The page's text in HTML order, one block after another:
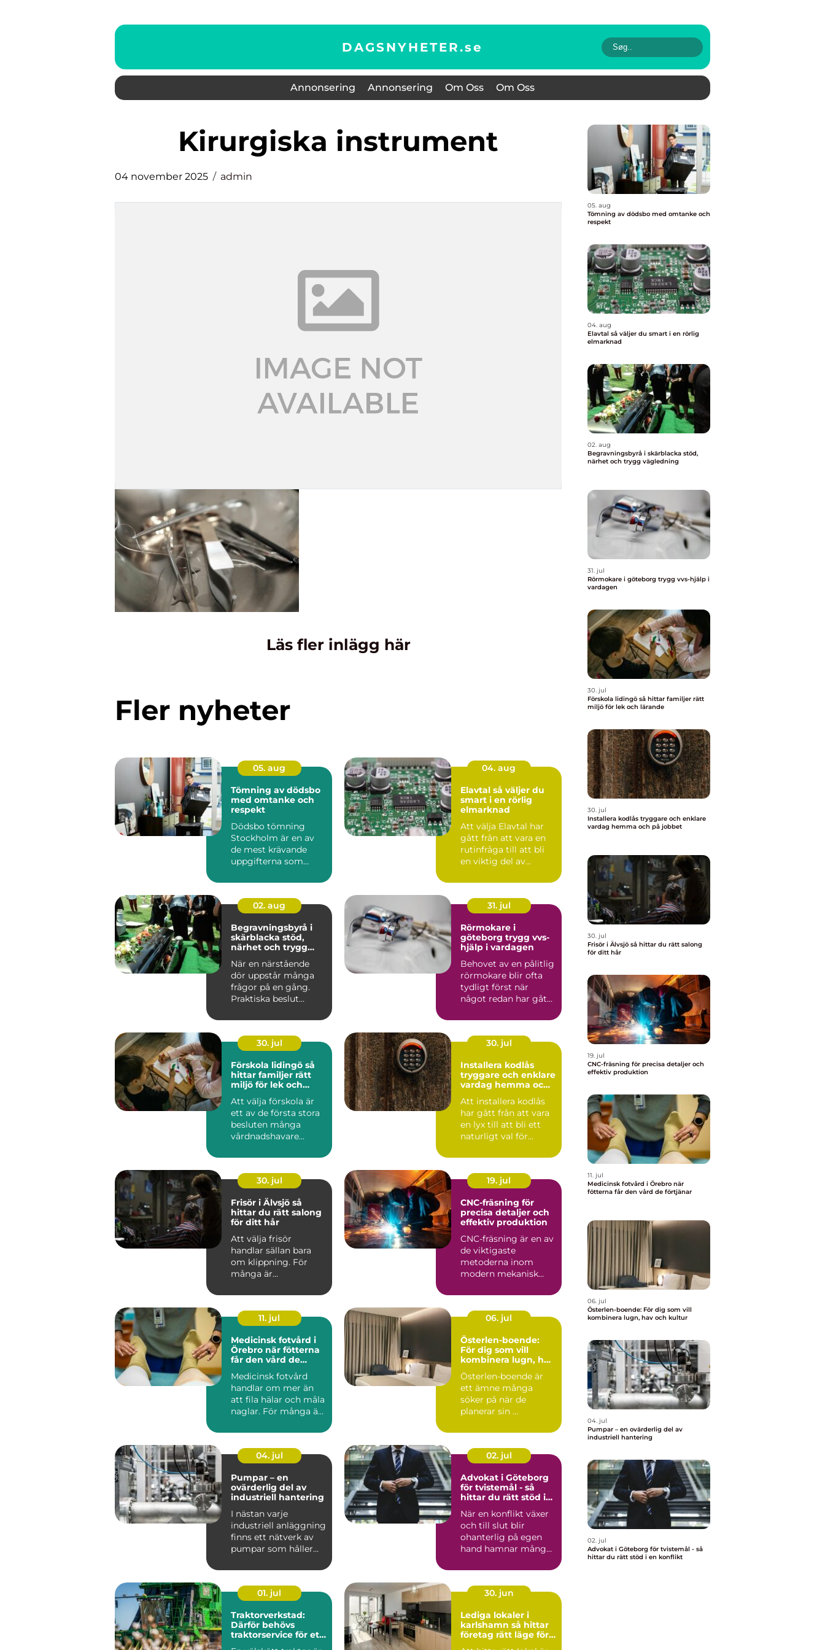
DAGSNYHETER.se
Annonsering Annonsering Om Oss Om Oss
kirurgiska instrument
04 november 2025 admin
Läs fler inlägg här
Fler nyheter
05. aug
Tömning av dödsbo
med omtanke och
respekt
Dödsbo tömning
Stockholm är en av
de mest krävande
uppgifterna som
04. aug
Elavtal så väljer du
smart i en rörlig
elmarknad
Att välja Elavtal har
gått från att vara en
rutinfråga till att bli
en viktig del av
02. aug
Begravningsbyrå i
skärblacka stöd,
närhet och trygg
När en närstående
dör uppstår många
frågor på en gång.
Praktiska beslut
sorg o...
31. jul
Rörmokare i
göteborg trygg vvs-
hjälp i vardagen
Behovet av en pålitlig
rörmokare blir ofta
tydligt först när
något redan har gått
30. jul
Förskola lidingö så
hittar familjer rätt
miljö för lek och
Att välja förskola är
ett av de första stora
besluten många
vårdnadshavare
finns ...
30. jul
Installera kodlås
tryggare och enklare
vardag hemma och
Att installera kodlås
har gått från att vara
en lyx till att bli ett
naturligt val för
30. jul
Frisör i Älvsjö så
hittar du rätt salong
för ditt hår
Att välja frisör
handlar sällan bara
om klippning. För
många är
i vardagen, et...
19. jul
CNC-fräsning för
precisa detaljer och
effektiv produktion
CNC-fräsning är en av
de viktigaste
metoderna inom
modern mekanisk
anv&aum...
11. jul
Medicinsk fotvård i
Örebro när fötterna
får den vård de
Medicinsk fotvård
handlar om mer än
att fila hälar och måla
naglar. För många är
06. jul
Österlen-boende:
För dig som vill
kombinera lugn, hav
Österlen-boende är
ett ämne många
söker på när de
planerar sin ...
04. jul
Pumpar – en
ovärderlig del av
industriell hantering
I nästan varje
industriell anläggning
finns ett nätverk av
pumpar som håller
02. jul
Advokat i Göteborg
för tvistemål - så
hittar du rätt stöd i
När en konflikt växer
och till slut blir
ohanterlig på egen
hand hamnar många
01. jul
Traktorverkstad:
Därför behövs
traktorservice för ett
30. jun
Lediga lokaler i
karlshamn så hittar
företag rätt läge för
05. aug
Tömning av dödsbo med omtanke och
respekt
04. aug
Elavtal så väljer du smart i en rörlig
elmarknad
02. aug
Begravningsbyrå i skärblacka stöd,
närhet och trygg vägledning
31. jul
Rörmokare i göteborg trygg vvs-hjälp i
vardagen
30. jul
Förskola lidingö så hittar familjer rätt
miljö för lek och lärande
30. jul
Installera kodlås tryggare och enklare
vardag hemma och på jobbet
30. jul
Frisör i Älvsjö så hittar du rätt salong
för ditt hår
19. jul
CNC-fräsning för precisa detaljer och
effektiv produktion
11. jul
Medicinsk fotvård i Örebro när
fötterna får den vård de förtjänar
06. jul
Österlen-boende: För dig som vill
kombinera lugn, hav och kultur
04. jul
Pumpar – en ovärderlig del av
industriell hantering
02. jul
Advokat i Göteborg för tvistemål - så
hittar du rätt stöd i en konflikt